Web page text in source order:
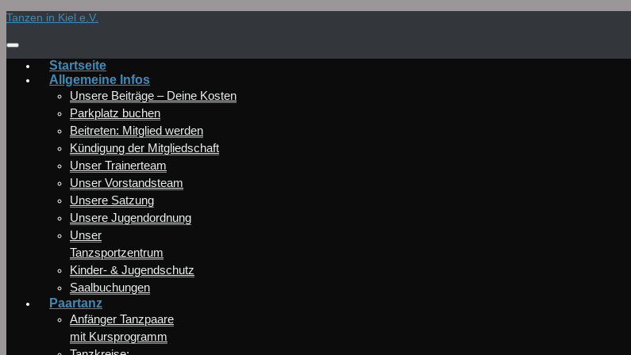
Zum
springen
Tanzen in Kiel e.V.
Startseite
Allgemeine Infos
Unsere Beiträge – Deine Kosten
Parkplatz buchen
Beitreten: Mitglied werden
Kündigung der Mitgliedschaft
Unser Trainerteam
Unser Vorstandsteam
Unsere Satzung
Unsere Jugendordnung
Unser
Tanzsportzentrum
Kinder- & Jugendschutz
Saalbuchungen
Paartanz
Anfänger Tanzpaare
mit Kursprogramm